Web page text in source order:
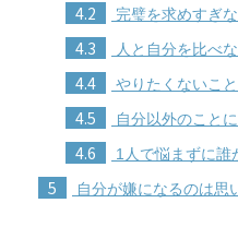
4.2 完璧を求めすぎ
4.3 人と自分を比べ
4.4 やりたくないこ
4.5 自分以外のこと
4.6 1人で悩まずに誰
5 自分が嫌になるのは思